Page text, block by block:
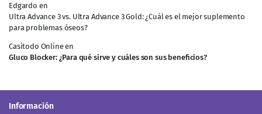
Edgardo en
Ultra Advance 3 vs. Ultra Advance 3 Gold: ¿Cuál es el mejor suplemento
para problemas óseos?
Casitodo Onlineen
Gluco Blocker: ¿Para qué sirve y cuáles son sus beneficios?
Información